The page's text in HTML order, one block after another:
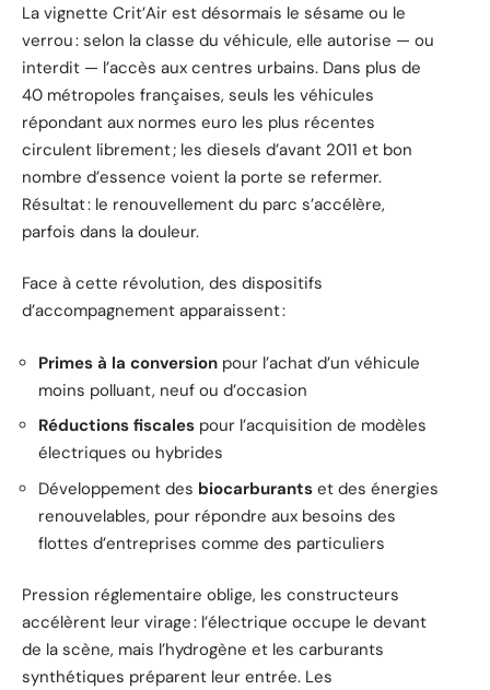
La vignette Crit’Air est désormais le sésame ou le
verrou : selon la classe du véhicule, elle autorise — ou
interdit — l’accès aux centres urbains. Dans plus de
40 métropoles françaises, seuls les véhicules
répondant aux normes euro les plus récentes
circulent librement ; les diesels d’avant 2011 et bon
nombre d’essence voient la porte se refermer.
Résultat : le renouvellement du parc s’accélère,
parfois dans la douleur.
Face à cette révolution, des dispositifs
d’accompagnement apparaissent :
Primes à la conversion pour l’achat d’un véhicule
moins polluant, neuf ou d’occasion
Réductions fiscales pour l’acquisition de modèles
électriques ou hybrides
Développement des biocarburants et des énergies
renouvelables, pour répondre aux besoins des
flottes d’entreprises comme des particuliers
Pression réglementaire oblige, les constructeurs
accélèrent leur virage : l’électrique occupe le devant
de la scène, mais l’hydrogène et les carburants
synthétiques préparent leur entrée. Les